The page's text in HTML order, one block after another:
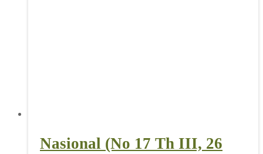
Nasional (No 17 Th III, 26